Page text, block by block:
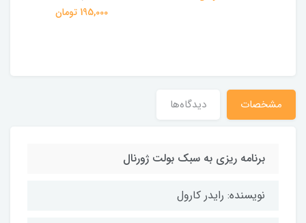
195,000 تومان
مشخصات دیدگاه‌ها
برنامه ریزی به سبک بولت ژورنال
نویسنده: رایدر کارول